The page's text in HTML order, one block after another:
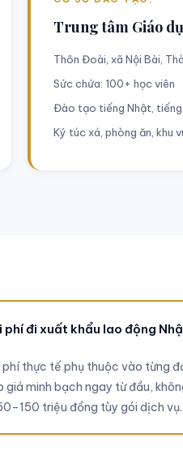
Trung tâm Giáo
Thôn Đoài, xã Nội Bài,
Sức chứa: 100+ học viên
Đào tạo tiếng Nhật,
Ký túc xá, phòng ăn, khu
phí đi xuất khẩu lao động
phí thực tế phụ thuộc vào từng
giá minh bạch ngay từ đầu,
triệu đồng tùy gói dịch